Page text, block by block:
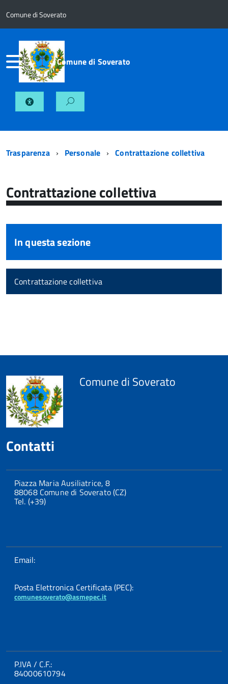
Comune di Soverato
Comune di Soverato
Trasparenza Personale Contrattazione collettiva
Contrattazione collettiva
In questa sezione
Contrattazione collettiva
Comune di Soverato
Contatti
Piazza Maria Ausiliatrice, 8
88068 Comune di Soverato (CZ)
Tel. (+39)
Email:
Posta Elettronica Certificata (PEC):
comunesoverato@asmepec.it
P.IVA / C.F.:
84000610794